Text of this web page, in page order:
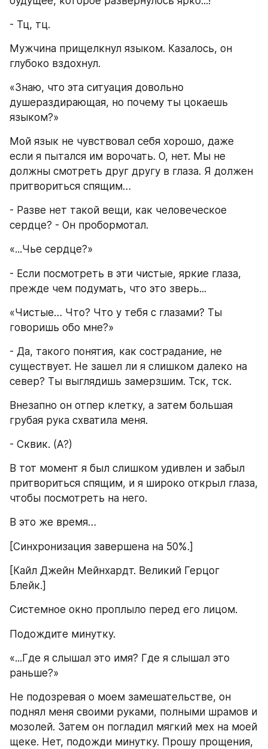
- Тц, тц.
Мужчина прищелкнул языком. Казалось, он
глубоко вздохнул.
«Знаю, что эта ситуация довольно
душераздирающая, но почему ты цокаешь
языком?»
Мой язык не чувствовал себя хорошо, даже
если я пытался им ворочать. О, нет. Мы не
должны смотреть друг другу в глаза. Я должен
притвориться спящим…
- Разве нет такой вещи, как человеческое
сердце? - Он пробормотал.
«...Чье сердце?»
- Если посмотреть в эти чистые, яркие глаза,
прежде чем подумать, что это зверь...
«Чистые… Что? Что у тебя с глазами? Ты
говоришь обо мне?»
- Да, такого понятия, как сострадание, не
существует. Не зашел ли я слишком далеко на
север? Ты выглядишь замерзшим. Тск, тск.
Внезапно он отпер клетку, а затем большая
грубая рука схватила меня.
- Сквик. (А?)
В тот момент я был слишком удивлен и забыл
притвориться спящим, и я широко открыл глаза,
чтобы посмотреть на него.
В это же время…
[Синхронизация завершена на 50%.]
[Кайл Джейн Мейнхардт. Великий Герцог
Блейк.]
Системное окно проплыло перед его лицом.
Подождите минутку.
«...Где я слышал это имя? Где я слышал это
раньше?»
Не подозревая о моем замешательстве, он
поднял меня своими руками, полными шрамов и
мозолей. Затем он погладил мягкий мех на моей
щеке. Нет, подожди минутку. Прошу прощения,